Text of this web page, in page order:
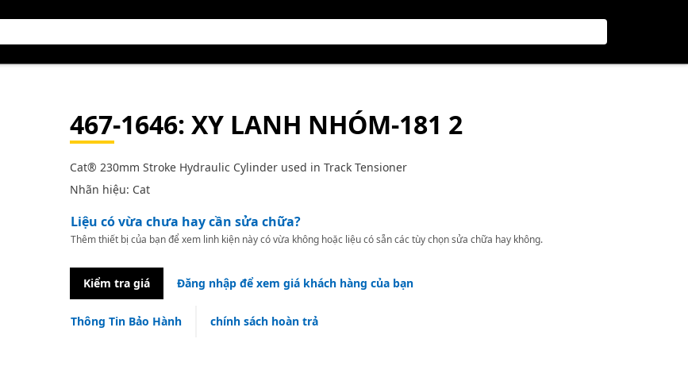
467-1646: XY LANH NHÓM-181 2
Cat® 230mm Stroke Hydraulic Cylinder used in Track Tensioner
Nhãn hiệu: Cat
Liệu có vừa chưa hay cần sửa chữa?
Thêm thiết bị của bạn để xem linh kiện này có vừa không hoặc liệu có sẵn các tùy chọn sửa chữa hay không.
Kiểm tra giá Đăng nhập để xem giá khách hàng của bạn
Thông Tin Bảo Hành chính sách hoàn trả